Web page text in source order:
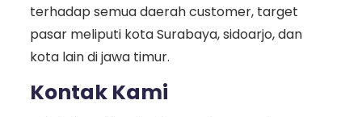
terhadap semua daerah customer, target
pasar meliputi kota Surabaya, sidoarjo, dan
kota lain di jawa timur.
Kontak Kami